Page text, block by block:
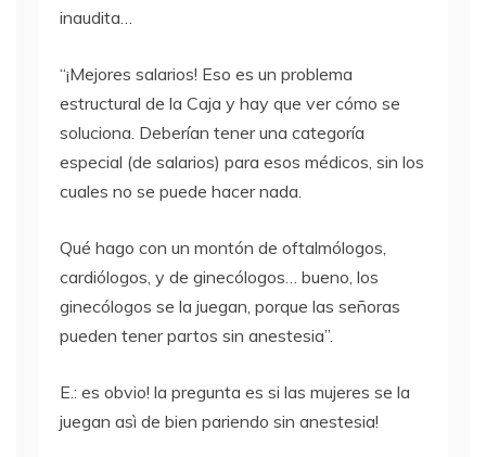
inaudita…
“¡Mejores salarios! Eso es un problema
estructural de la Caja y hay que ver cómo se
soluciona. Deberían tener una categoría
especial (de salarios) para esos médicos, sin los
cuales no se puede hacer nada.
Qué hago con un montón de oftalmólogos,
cardiólogos, y de ginecólogos… bueno, los
ginecólogos se la juegan, porque las señoras
pueden tener partos sin anestesia”.
E.: es obvio! la pregunta es si las mujeres se la
juegan asì de bien pariendo sin anestesia!